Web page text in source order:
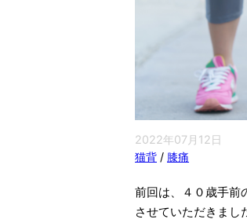
2022年07月12日
猫背 / 膝痛
前回は、４０歳手前
させていただきまし